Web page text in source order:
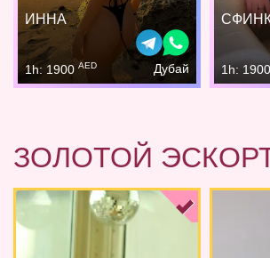
ИННА
1h: 1900 AED Дубай 1h: 1900
ЗОЛОТОЙ